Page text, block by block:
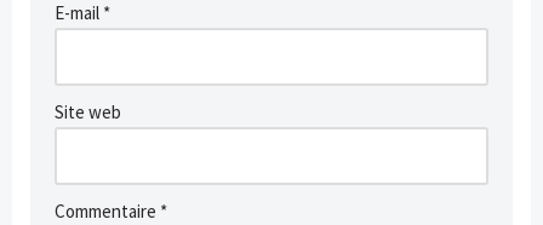
E-mail *
Site web
Commentaire *